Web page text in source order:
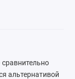
альтернативой